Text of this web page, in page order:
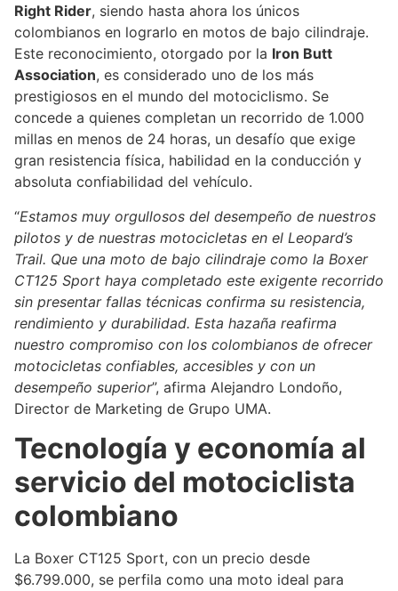
Right Rider, siendo hasta ahora los únicos
colombianos en lograrlo en motos de bajo cilindraje.
Este reconocimiento, otorgado por la Iron Butt
Association, es considerado uno de los más
prestigiosos en el mundo del motociclismo. Se
concede a quienes completan un recorrido de 1.000
millas en menos de 24 horas, un desafío que exige
gran resistencia física, habilidad en la conducción y
absoluta confiabilidad del vehículo.
“Estamos muy orgullosos del desempeño de nuestros
pilotos y de nuestras motocicletas en el Leopard’s
Trail. Que una moto de bajo cilindraje como la Boxer
CT125 Sport haya completado este exigente recorrido
sin presentar fallas técnicas confirma su resistencia,
rendimiento y durabilidad. Esta hazaña reafirma
nuestro compromiso con los colombianos de ofrecer
motocicletas confiables, accesibles y con un
desempeño superior”, afirma Alejandro Londoño,
Director de Marketing de Grupo UMA.
Tecnología y economía al
servicio del motociclista
colombiano
La Boxer CT125 Sport, con un precio desde
$6.799.000, se perfila como una moto ideal para